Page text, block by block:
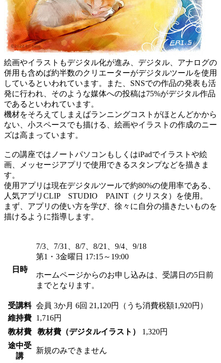
絵画やイラストもデジタル化が進み、デジタル、アナログの
併用も含めば約半数のクリエーターがデジタルツールを使用
しているといわれています。また、SNSでの作品の発表も活
発に行われ、そのような媒体への投稿は75%がデジタル作品
であるといわれています。
機材をそろえてしまえばランニングコストがほとんどかから
ない、小スペースでも描ける、絵画やイラストの作成のニー
ズは高まっています。
この講座ではノートパソコンもしくはiPadでイラストや絵
画、メッセージアプリで使用できるスタンプなどを描きま
す。
使用アプリは現在デジタルツールで約80%の使用率である、
人気アプリCLIP STUDIO PAINT（クリスタ）を使用。
まず、アプリの使い方を学び、徐々に自分の描きたいものを
描けるように指導します。
日時
7/3、7/31、8/7、8/21、9/4、9/18
第1・3金曜日 17:15～19:00
ホームページからのお申し込みは、受講日の5日前
までとなります。
受講料 会員 3か月 6回 21,120円（うち消費税額1,920円）
維持費 1,716円
教材費
教材費（デジタルイラスト）
1,320円
途中受
講
新規のみできません